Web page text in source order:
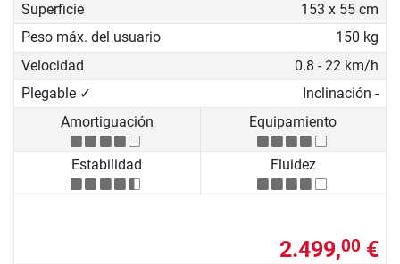
Superficie
153 x 55 cm
Peso máx. del usuario
150 kg
Velocidad
0.8 - 22 km/h
Plegable ✓
Inclinación -
Amortiguación
Equipamiento
Estabilidad Fluidez
2.499,00 €